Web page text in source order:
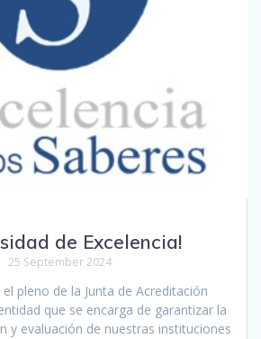
de Excelencia!
25 September 2024
pleno de la Junta de Acreditación
que se encarga de garantizar la
y evaluación de nuestras instituciones